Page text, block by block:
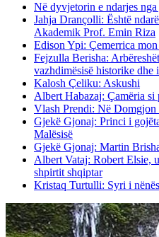
Në dyvjetorin e ndarjes
Jahja Drançolli: Është
Akademik Prof. Emin Riza
Edison Ypi: Çemerrica
Fejzulla Berisha:
vazhdimësisë historike dhe
Kalosh Çeliku: Askushi
Albert Habazaj: Çamëria
Vlash Prendi: Në
Gjekë Gjonaj: Princi i
Malësisë
Gjekë Gjonaj: Martin
Albert Vataj: Robert Elsie,
shpirtit shqiptar
Kristaq Turtulli: Syri i